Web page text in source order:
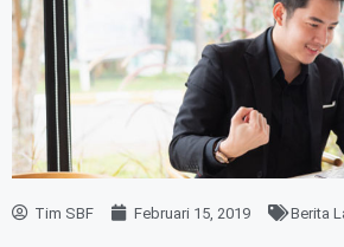
Tim SBF Februari 15, 2019 Berita